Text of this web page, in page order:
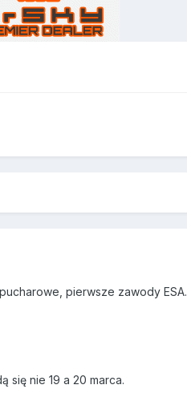
pierwsze zawody ESA.
się nie 19 a 20 marca.